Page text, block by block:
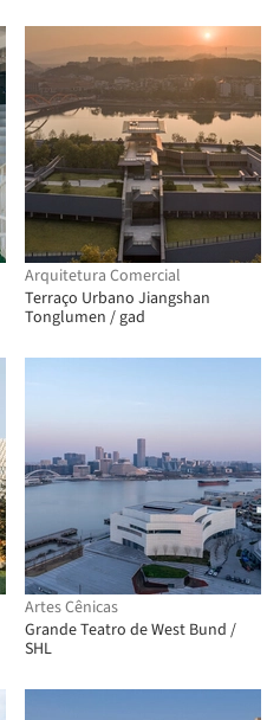
Arquitetura Comercial
Terraço Urbano Jiangshan
Tonglumen / gad
Artes Cênicas
Grande Teatro de West Bund /
SHL